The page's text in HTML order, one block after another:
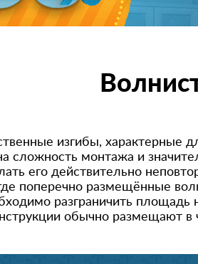
изгибы, характерные
сложность монтажа и
его действительно
поперечно размещённые
разграничить
обычно размещают